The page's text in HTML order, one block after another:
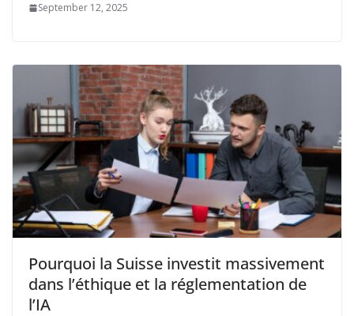
September 12, 2025
Pourquoi la Suisse investit massivement
dans l’éthique et la réglementation de
l’IA